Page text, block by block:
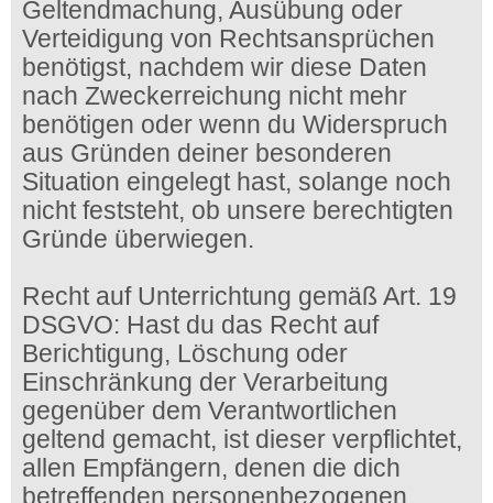
Geltendmachung, Ausübung oder
Verteidigung von Rechtsansprüchen
benötigst, nachdem wir diese Daten
nach Zweckerreichung nicht mehr
benötigen oder wenn du Widerspruch
aus Gründen deiner besonderen
Situation eingelegt hast, solange noch
nicht feststeht, ob unsere berechtigten
Gründe überwiegen.
Recht auf Unterrichtung gemäß Art. 19
DSGVO: Hast du das Recht auf
Berichtigung, Löschung oder
Einschränkung der Verarbeitung
gegenüber dem Verantwortlichen
geltend gemacht, ist dieser verpflichtet,
allen Empfängern, denen die dich
betreffenden personenbezogenen